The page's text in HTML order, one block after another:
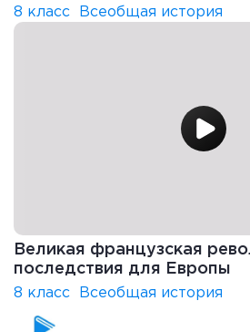
8 класс Всеобщая история
Великая французская
последствия для Европы
8 класс Всеобщая история